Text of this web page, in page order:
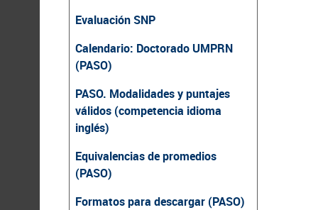
Artículos
Evaluación SNP
Calendario: Doctorado UMPRN
(PASO)
PASO. Modalidades y puntajes
válidos (competencia idioma
inglés)
Equivalencias de promedios
(PASO)
Formatos para descargar (PASO)